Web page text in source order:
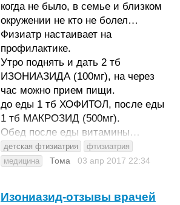
когда не было, в семье и близком
окружении не кто не болел…
Физиатр настаивает на
профилактике.
Утро поднять и дать 2 тб
ИЗОНИАЗИДА (100мг), на через
час можно прием пищи.
до еды 1 тб ХОФИТОЛ, после еды
1 тб МАКРОЗИД (500мг).
Обед после еды витамины…
детская фтизиатрия
фтизиатрия
медицина
Тома 03 апр 2017 22:34
Изониазид-отзывы врачей